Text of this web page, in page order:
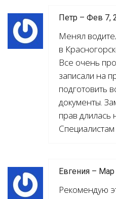
Петр – Фев 7,
Менял
в
Все очень
записали на
подготовить
документы.
прав длилась
Евгения –
Рекомендую